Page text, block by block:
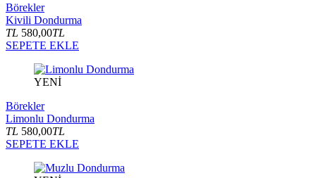
Börekler
Kivili Dondurma
TL 580,00TL
SEPETE EKLE
YENİ
Börekler
Limonlu Dondurma
TL 580,00TL
SEPETE EKLE